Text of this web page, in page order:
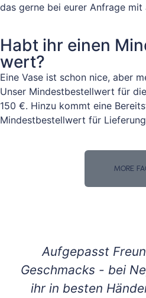
das gerne bei eurer Anfrage mit
Habt ihr einen
wert?
Eine Vase ist schon nice, aber
Unser Mindestbestellwert für
150 €. Hinzu kommt eine
Mindestbestellwert für
MORE
Aufgepasst
Geschmacks - bei
ihr in besten